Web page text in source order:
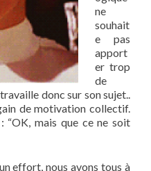
ne
souhait
e pas
apport
er trop
de
donc sur son sujet..
de motivation collectif.
“OK, mais que ce ne soit
effort, nous avons tous à